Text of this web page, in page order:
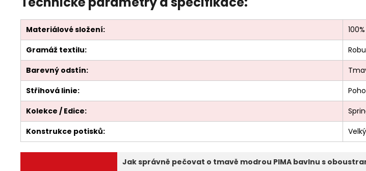
Materiálové složení:
Gramáž textilu:
Barevný odstín:
Střihová linie:
Kolekce / Edice:
Konstrukce potisků:
Jak správně pečovat o tmavě modrou PIMA bavlnu s